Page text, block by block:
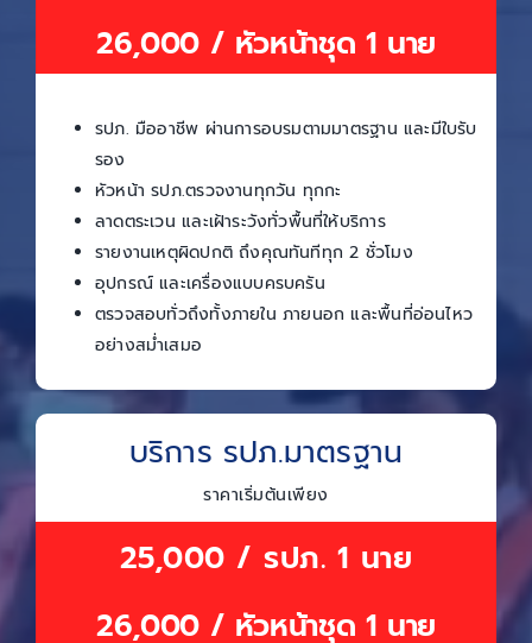
26,000 / หัวหน้าชุด 1 นาย
รปภ. มืออาชีพ ผ่านการอบรมตามมาตรฐาน และมีใบรับ
รอง
หัวหน้า รปภ.ตรวจงานทุกวัน ทุกกะ
ลาดตระเวน และเฝ้าระวังทั่วพื้นที่ให้บริการ
รายงานเหตุผิดปกติ ถึงคุณทันทีทุก 2 ชั่วโมง
อุปกรณ์ และเครื่องแบบครบครัน
ตรวจสอบทั่วถึงทั้งภายใน ภายนอก และพื้นที่อ่อนไหว
อย่างสม่ำเสมอ
บริการ รปภ.มาตรฐาน
ราคาเริ่มต้นเพียง
25,000 / รปภ. 1 นาย
26,000 / หัวหน้าชุด 1 นาย